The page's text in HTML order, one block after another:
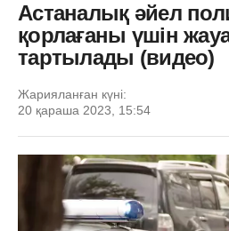
Астаналық әйел
қорлағаны үшін
тартылады (видео)
Жарияланған күні:
20 қараша 2023, 15:54